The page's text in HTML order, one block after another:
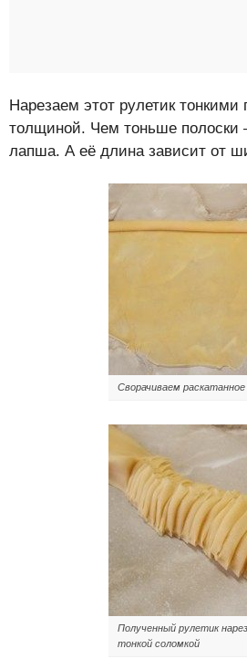
Нарезаем этот рулетик
толщиной. Чем тоньше полоски
лапша. А её длина зависит от
Сворачиваем
Полученный рулетик
тонкой соломкой